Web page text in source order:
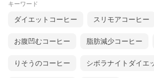
キーワード
ダイエットコーヒー スリモアコーヒー
お腹凹むコーヒー 脂肪減少コーヒー
りそうのコーヒー シボラナイトダイエ